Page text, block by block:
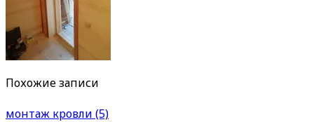
Похожие записи
монтаж кровли (5)